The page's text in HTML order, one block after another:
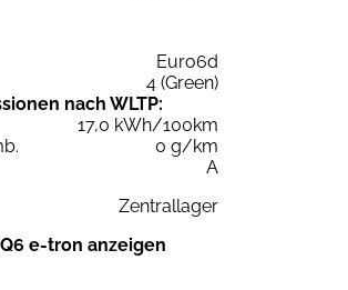
Euro6d
4 (Green)
nach WLTP:
17,0 kWh/100km
0 g/km
A
Zentrallager
e-tron anzeigen